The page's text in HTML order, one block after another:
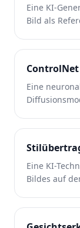
Eine KI-
Bild als
steuern.
ControlNet
Eine
generierten
Eine KI-
Bildes auf